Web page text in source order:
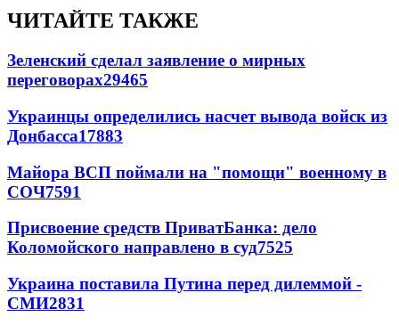
ЧИТАЙТЕ ТАКЖЕ
Зеленский сделал заявление о мирных
переговорах29465
Украинцы определились насчет вывода войск из
Донбасса17883
Майора ВСП поймали на "помощи" военному в
СОЧ7591
Присвоение средств ПриватБанка: дело
Коломойского направлено в суд7525
Украина поставила Путина перед дилеммой -
СМИ2831